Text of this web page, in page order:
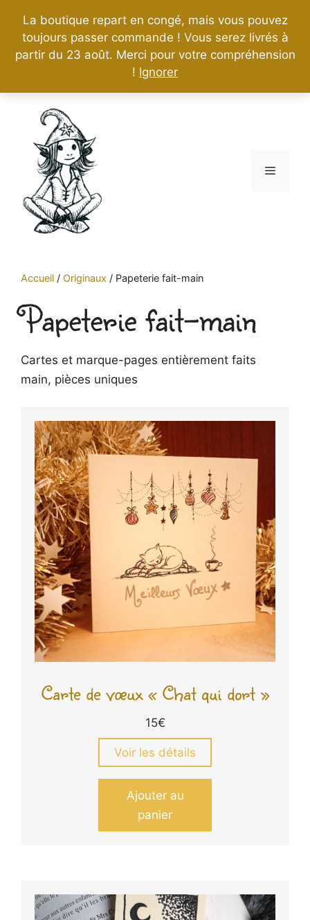
La boutique repart en congé, mais vous pouvez
toujours passer commande ! Vous serez livrés à
partir du 23 août. Merci pour votre compréhension
! Ignorer
Menu
Accueil / Originaux / Papeterie fait-main
Papeterie fait-main
Cartes et marque-pages entièrement faits
main, pièces uniques
Carte de vœux « Chat qui dort »
15€
Voir les détails
Ajouter au
panier